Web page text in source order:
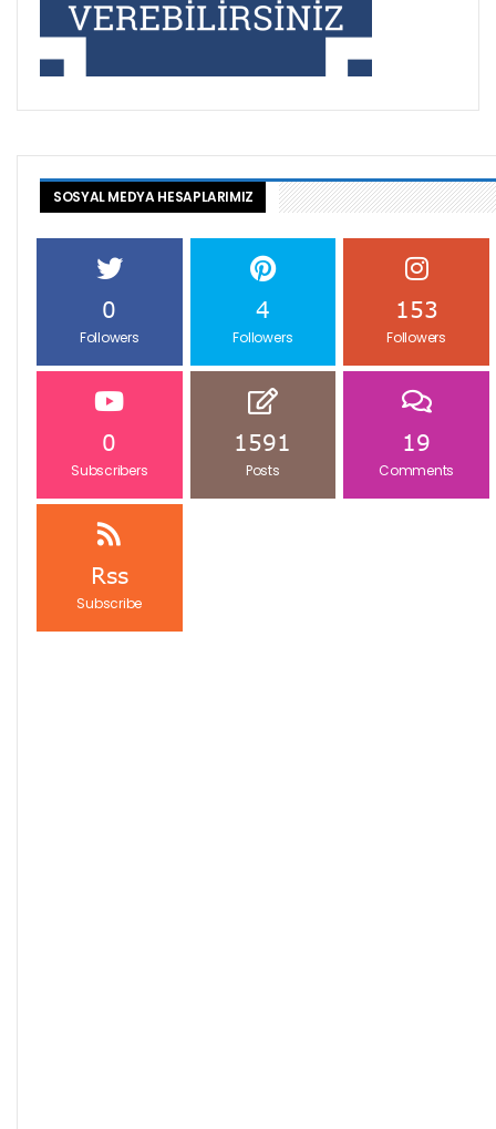
SOSYAL MEDYA HESAPLARIMIZ
0
Followers
4
Followers
153
Followers
0
Subscribers
1591
Posts
19
Comments
Rss
Subscribe